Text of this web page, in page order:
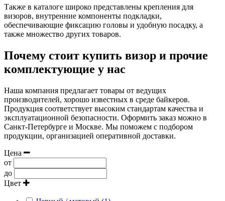
Также в каталоге широко представлены крепления для
визоров, внутренние компоненты подкладки,
обеспечивающие фиксацию головы и удобную посадку, а
также множество других товаров.
Почему стоит купить визор и прочие
комплектующие у нас
Наша компания предлагает товары от ведущих
производителей, хорошо известных в среде байкеров.
Продукция соответствует высоким стандартам качества и
эксплуатационной безопасности. Оформить заказ можно в
Санкт-Петербурге и Москве. Мы поможем с подбором
продукции, организацией оперативной доставки.
Цена
от
до
Цвет